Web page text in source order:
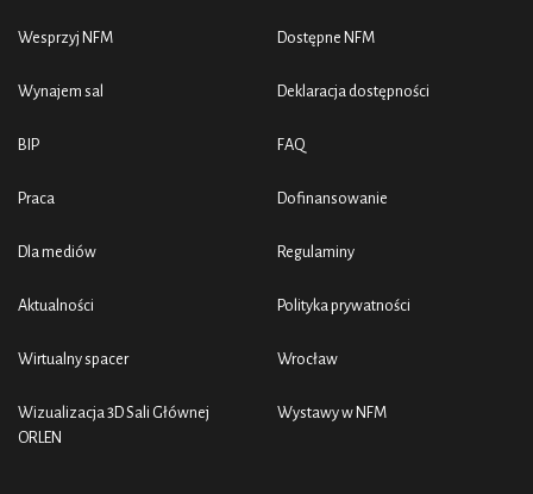
Wesprzyj NFM
Wynajem sal
BIP
Praca
Dla mediów
Aktualności
Wirtualny spacer
Wizualizacja 3D Sali Głównej
ORLEN
Dostępne NFM
Deklaracja dostępności
FAQ
Dofinansowanie
Regulaminy
Polityka prywatności
Wrocław
Wystawy w NFM